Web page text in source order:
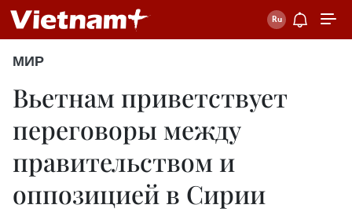
МИР
Вьетнам приветствует
переговоры между
правительством и
оппозицией в Сирии